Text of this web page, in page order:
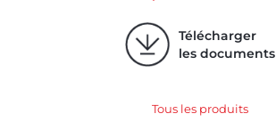
Télécharger
les documents
Tous les produits